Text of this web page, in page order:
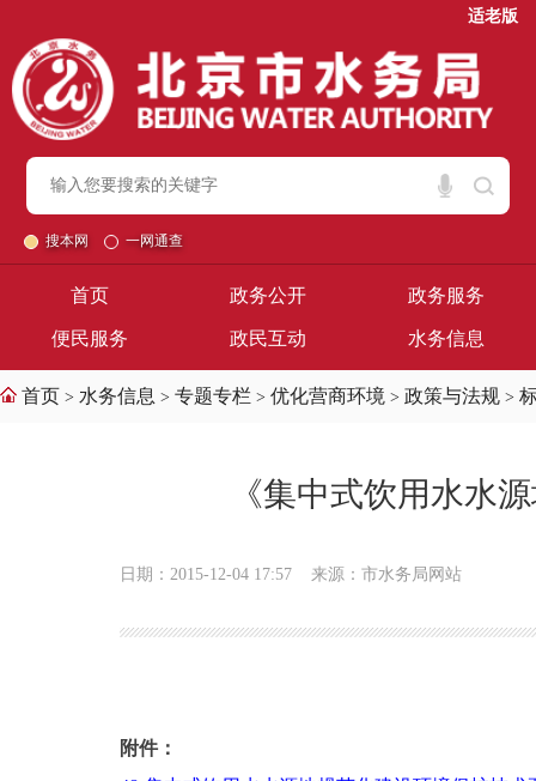
适老版
搜本网 一网通查
首页 政务公开 政务服务
便民服务 政民互动 水务信息
首页 > 水务信息 > 专题专栏 > 优化营商环境 > 政策与法规 >
《集中式饮用水水
日期：2015-12-04 17:57 来源：市水务局网站
附件：